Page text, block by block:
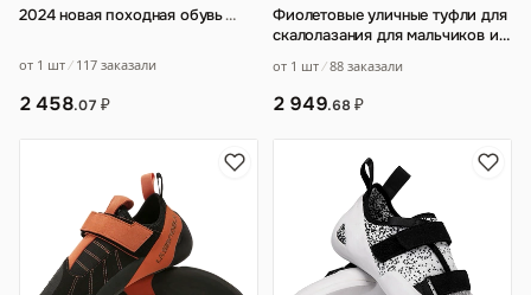
2024 новая походная обувь…
от 1 шт 117 заказали
2 458.07 ₽
Фиолетовые уличные туфли для
скалолазания для мальчиков и
от 1 шт 88 заказали
2 949.68₽